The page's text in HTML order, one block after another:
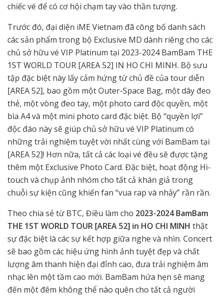
chiếc vé để có cơ hội chạm tay vào thần tượng.
Trước đó, đại diện iME Vietnam đã công bố danh sách
các sản phẩm trong bộ Exclusive MD dành riêng cho các
chủ sở hữu vé VIP Platinum tại 2023-2024 BamBam THE
1ST WORLD TOUR [AREA 52] IN HO CHI MINH. Bộ sưu
tập đặc biệt này lấy cảm hứng từ chủ đề của tour diễn
[AREA 52], bao gồm một Outer-Space Bag, một dây đeo
thẻ, một vòng đeo tay, một photo card độc quyền, một
bìa A4 và một mini photo card đặc biệt. Bộ “quyền lợi”
độc đáo này sẽ giúp chủ sở hữu vé VIP Platinum có
những trải nghiệm tuyệt vời nhất cùng với BamBam tại
[AREA 52]! Hơn nữa, tất cả các loại vé đều sẽ được tặng
thêm một Exclusive Photo Card. Đặc biệt, hoạt động Hi-
touch và chụp ảnh nhóm cho tất cả khán giả trong
chuỗi sự kiện cũng khiến fan “vua rap và nhảy” rần rần.
Theo chia sẻ từ BTC, Điều làm cho 2023-2024 BamBam
THE 1ST WORLD TOUR [AREA 52] in HO CHI MINH thật
sự đặc biệt là các sự kết hợp giữa nghe và nhìn. Concert
sẽ bao gồm các hiệu ứng hình ảnh tuyệt đẹp và chất
lượng âm thanh hiện đại đỉnh cao, đưa trải nghiệm âm
nhạc lên một tầm cao mới. BamBam hứa hẹn sẽ mang
đến một đêm không thể nào quên cho tất cả người